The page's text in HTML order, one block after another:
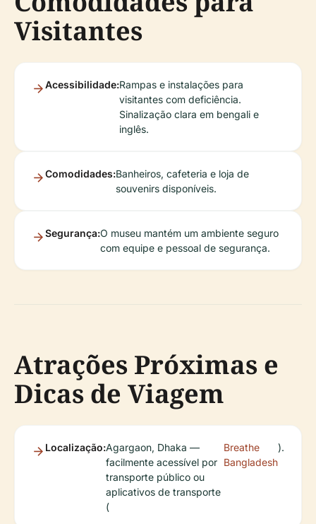
Visitantes
Acessibilidade:Rampas e instalações para
visitantes com deficiência.
Sinalização clara em bengali e
inglês.
Comodidades:Banheiros, cafeteria e loja de
souvenirs disponíveis.
Segurança:O museu mantém um ambiente seguro
com equipe e pessoal de segurança.
Atrações Próximas e
Dicas de Viagem
Localização:Agargaon, Dhaka —
facilmente acessível por
transporte público ou
aplicativos de transporte
(
Breathe
Bangladesh
).